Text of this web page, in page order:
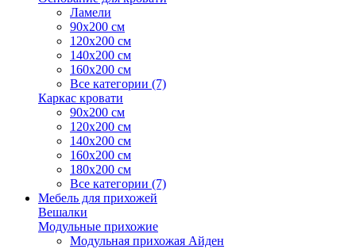
Ламели
90х200 см
120х200 см
140х200 см
160х200 см
Все категории (7)
Каркас кровати
90х200 см
120х200 см
140х200 см
160х200 см
180х200 см
Все категории (7)
Мебель для прихожей
Вешалки
Модульные прихожие
Модульная прихожая Айден